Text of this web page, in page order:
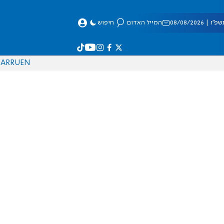
08/2026 המייל האדום חיפוש
EN
RU
AR